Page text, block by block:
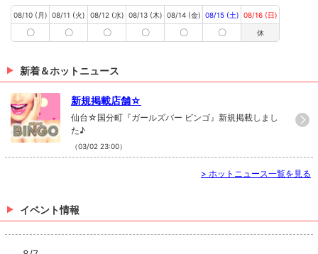
08/10 (月)
〇
08/11 (火)
〇
08/12 (水)
〇
08/13 (木)
〇
08/14 (金)
〇
08/15 (土)
〇
08/16 (日)
休
新着＆ホットニュース
新規掲載店舗☆
仙台☆国分町『ガールズバー ビンゴ』新規掲載しまし
た♪
（03/02 23:00）
> ホットニュース一覧を見る
イベント情報